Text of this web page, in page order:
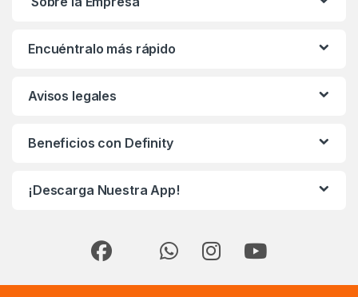
Encuéntralo más rápido
Avisos legales
Beneficios con Definity
¡Descarga Nuestra App!